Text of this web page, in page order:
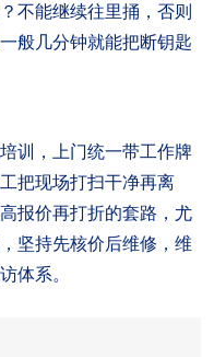
不能继续往里捅，否则
般几分钟就能把断钥匙
训，上门统一带工作牌
把现场打扫干净再离
报价再打折的套路，尤
坚持先核价后维修，维
体系。